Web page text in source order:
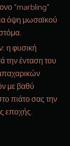
“marbling”
όψη μωσαϊκού
η φυσική
την ένταση του
με βαθύ
πιάτο σας την
εποχής.